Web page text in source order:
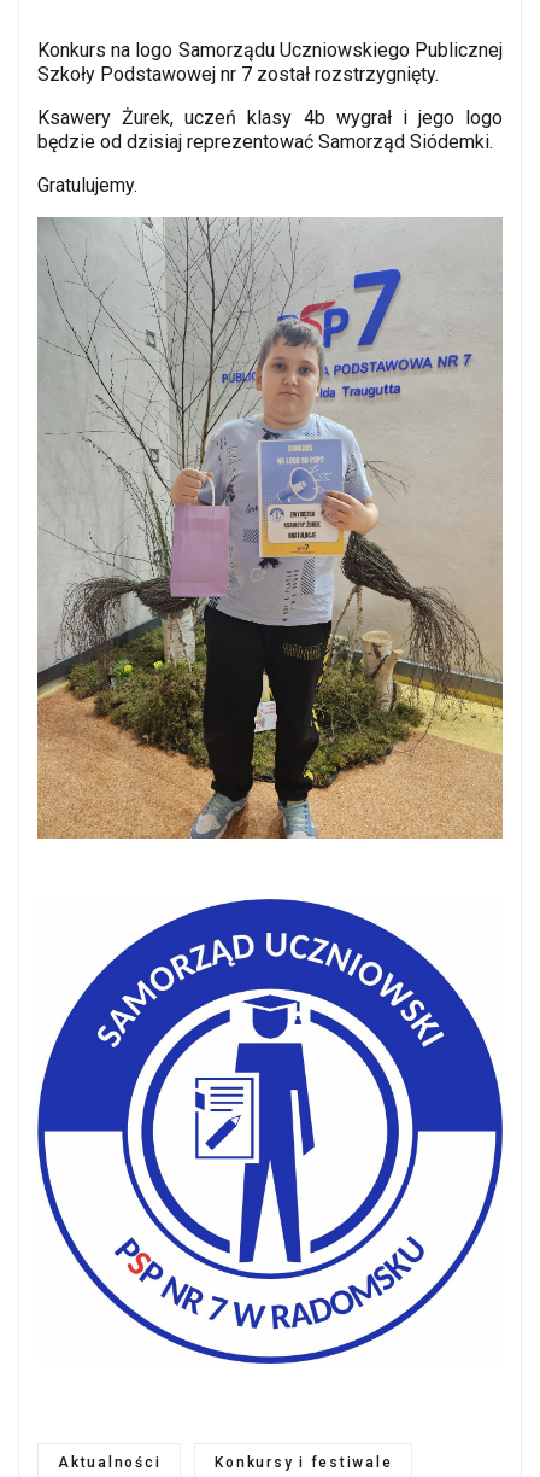
Konkurs na logo Samorządu Uczniowskiego Publicznej
Szkoły Podstawowej nr 7 został rozstrzygnięty.
Ksawery Żurek, uczeń klasy 4b wygrał i jego logo
będzie od dzisiaj reprezentować Samorząd Siódemki.
Gratulujemy.
Aktualności Konkursy i festiwale